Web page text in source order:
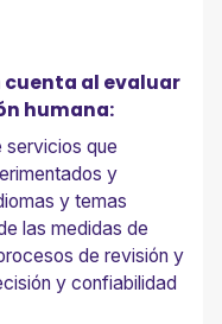
cuenta al evaluar
humana:
servicios que
y
y temas
las medidas de
de revisión y
y confiabilidad